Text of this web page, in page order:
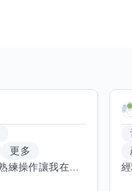
更多
平時工作離不開Word和Excel，熟練操作讓我在文件整理和數據處理上都得心應手，還能用倉頡輸入法快速打字。近期想挑戰英文學習，希望能透過交換技能一起進步！如果你英文流利，需要中文或電腦技巧輔助，歡迎找我搭檔，咱們一起歡樂學習，互相激勵，成為彼此的學習小夥伴！